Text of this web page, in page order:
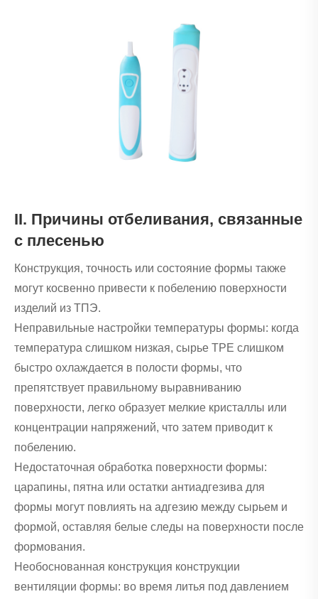
II. Причины отбеливания, связанные
с плесенью
Конструкция, точность или состояние формы также
могут косвенно привести к побелению поверхности
изделий из ТПЭ.
Неправильные настройки температуры формы: когда
температура слишком низкая, сырье TPE слишком
быстро охлаждается в полости формы, что
препятствует правильному выравниванию
поверхности, легко образует мелкие кристаллы или
концентрации напряжений, что затем приводит к
побелению.
Недостаточная обработка поверхности формы:
царапины, пятна или остатки антиадгезива для
формы могут повлиять на адгезию между сырьем и
формой, оставляя белые следы на поверхности после
формования.
Необоснованная конструкция конструкции
вентиляции формы: во время литья под давлением